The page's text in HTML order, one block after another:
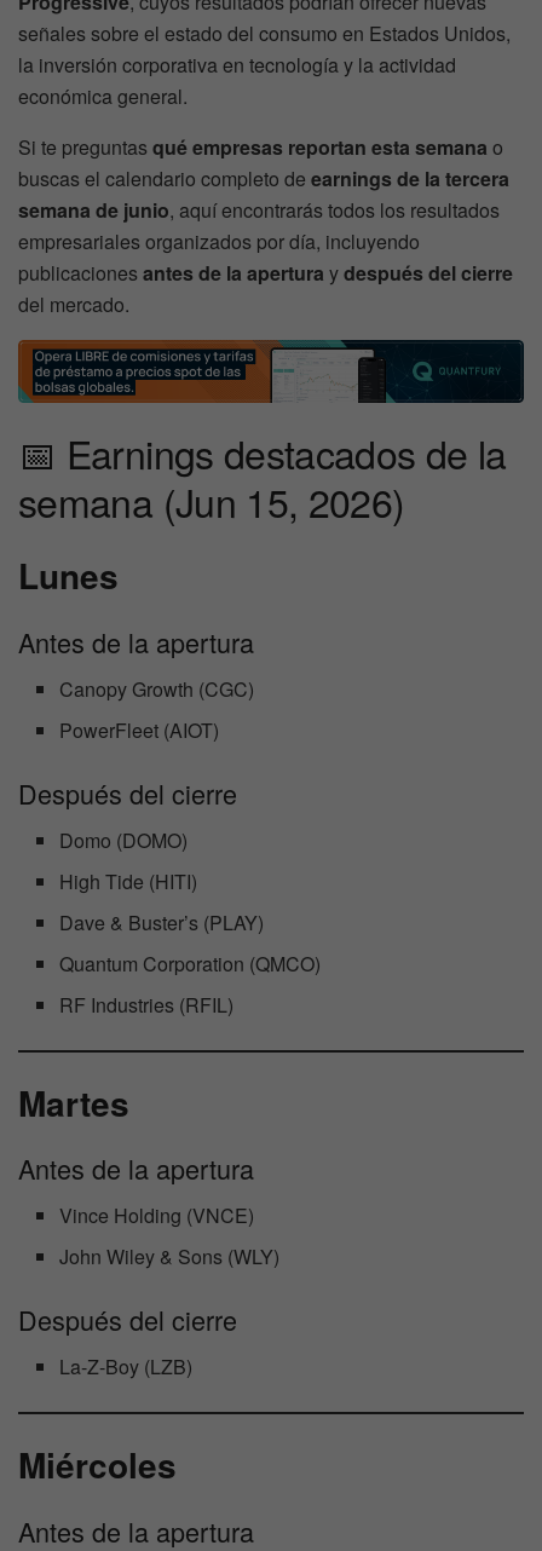
señales sobre el estado del consumo en Estados Unidos,
la inversión corporativa en tecnología y la actividad
económica general.
Si te preguntasqué empresas reportan esta semana o
buscas el calendario completo de earnings de la tercera
semana de junio, aquí encontrarás todos los resultados
empresariales organizados por día, incluyendo
publicacionesantes de la apertura ydespués del cierre
del mercado.
📅 Earnings destacados de la
semana (Jun 15, 2026)
Lunes
Antes de la apertura
Canopy Growth (CGC)
PowerFleet (AIOT)
Después del cierre
Domo (DOMO)
High Tide (HITI)
Dave & Buster’s (PLAY)
Quantum Corporation (QMCO)
RF Industries (RFIL)
Martes
Antes de la apertura
Vince Holding (VNCE)
John Wiley & Sons (WLY)
Después del cierre
La-Z-Boy (LZB)
Miércoles
Antes de la apertura